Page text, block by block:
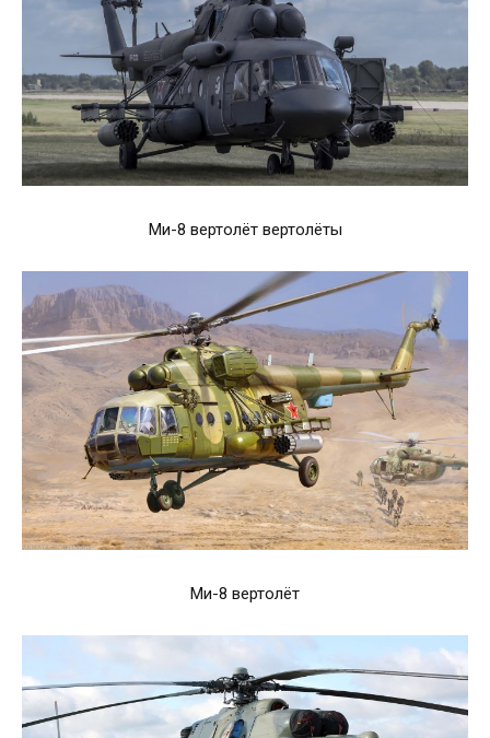
Ми-8 вертолёт вертолёты
Ми-8 вертолёт